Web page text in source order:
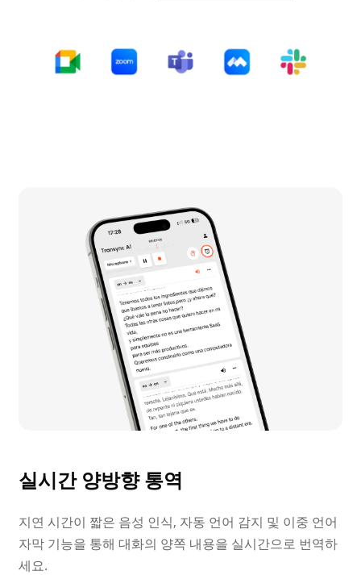
실시간 양방향 통역
지연 시간이 짧은 음성 인식, 자동 언어 감지 및 이중 언어
자막 기능을 통해 대화의 양쪽 내용을 실시간으로 번역하
세요.